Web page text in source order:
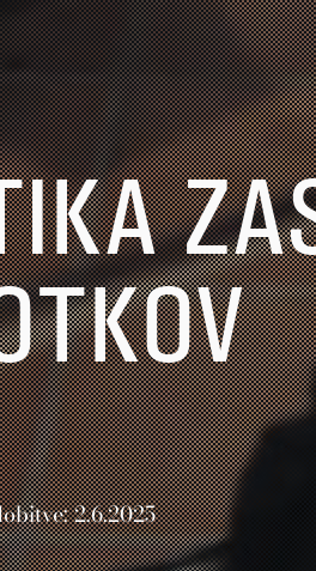
2.6.2025